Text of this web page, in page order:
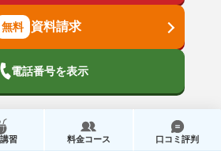
資料請求
電話番号を表示
習 料金コース 口コミ評判